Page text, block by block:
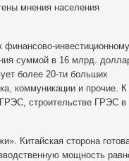
мнения населения
финансово-инвестиционному
суммой в 16 млрд.
более 20-ти больших
коммуникации и прочие. К
строительстве ГРЭС в
Китайская сторона
мощность